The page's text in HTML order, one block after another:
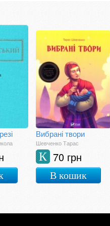
Вибрані твори
Шевченко Тарас
70 грн
К
В кошик